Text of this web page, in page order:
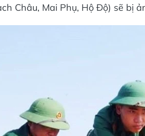
Châu, Mai Phụ, Hộ Độ) sẽ bị